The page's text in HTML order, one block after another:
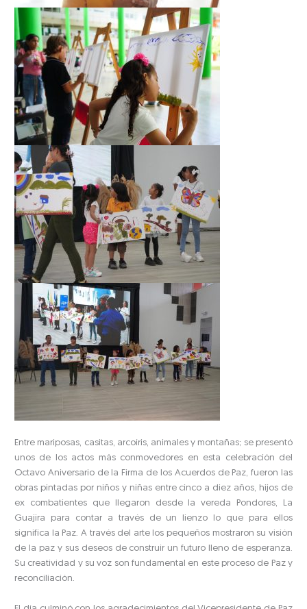
Entre mariposas, casitas, arcoíris, animales y montañas; se presentó
unos de los actos más conmovedores en esta celebración del
Octavo Aniversario de la Firma de los Acuerdos de Paz, fueron las
obras pintadas por niños y niñas entre cinco a diez años, hijos de
ex combatientes que llegaron desde la vereda Pondores, La
Guajira para contar a través de un lienzo lo que para ellos
significa la Paz. A través del arte los pequeños mostraron su visión
de la paz y sus deseos de construir un futuro lleno de esperanza.
Su creatividad y su voz son fundamental en este proceso de Paz y
reconciliación.